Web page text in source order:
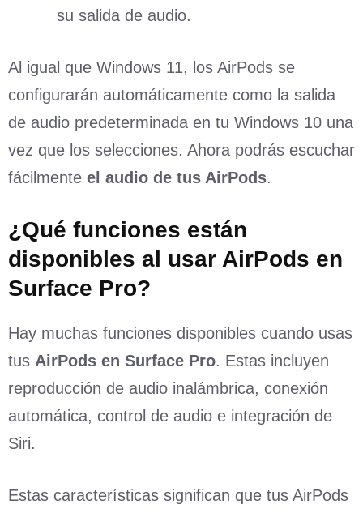
su salida de audio.
Al igual que Windows 11, los AirPods se
configurarán automáticamente como la salida
de audio predeterminada en tu Windows 10 una
vez que los selecciones. Ahora podrás escuchar
fácilmente el audio de tus AirPods.
¿Qué funciones están
disponibles al usar AirPods en
Surface Pro?
Hay muchas funciones disponibles cuando usas
tus AirPods en Surface Pro. Estas incluyen
reproducción de audio inalámbrica, conexión
automática, control de audio e integración de
Siri.
Estas características significan que tus AirPods